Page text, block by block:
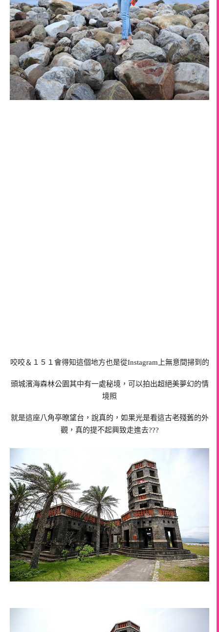
咬咬＆１５１會得知這個地方也是從Instagram上無意間掃到的
頭城濱海森林公園其中有一處秘境，可以拍出超絕美夢幻的情
境照
就是這座八角亭暸望台，說真的，如果光是看這古老殘舊的外
觀，真的提不起興致走進去???